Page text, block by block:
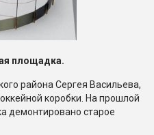
площадка.
района Сергея Васильева,
коробки. На прошлой
демонтировано старое